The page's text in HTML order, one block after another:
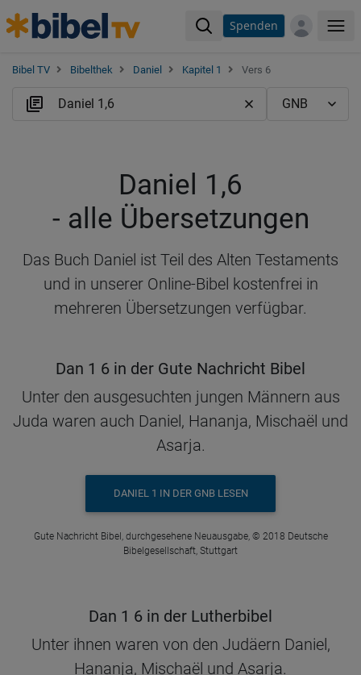
Spenden
Bibel TV Bibelthek Daniel Kapitel 1 Vers 6
Daniel 1,6
- alle Übersetzungen
Das Buch Daniel ist Teil des Alten Testaments
und in unserer Online-Bibel kostenfrei in
mehreren Übersetzungen verfügbar.
Dan 1 6 in der Gute Nachricht Bibel
Unter den ausgesuchten jungen Männern aus
Juda waren auch Daniel, Hananja, Mischaël und
Asarja.
DANIEL 1 IN DER GNB LESEN
Gute Nachricht Bibel, durchgesehene Neuausgabe, © 2018 Deutsche
Bibelgesellschaft, Stuttgart
Dan 1 6 in der Lutherbibel
Unter ihnen waren von den Judäern Daniel,
Hananja, Mischaël und Asarja.